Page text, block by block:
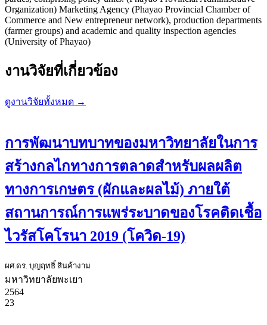
Organization) Marketing Agency (Phayao Provincial Chamber of
Commerce and New entrepreneur network), production departments
(farmer groups) and academic and quality inspection agencies
(University of Phayao)
งานวิจัยที่เกี่ยวข้อง
ดูงานวิจัยทั้งหมด →
การพัฒนาบทบาทของมหาวิทยาลัยในการ
สร้างกลไกทางการตลาดสำหรับผลผลิต
ทางการเกษตร (ผักและผลไม้) ภายใต้
สถานการณ์การแพร่ระบาดของโรคติดเชื้อ
ไวรัสโคโรนา 2019 (โควิด-19)
ผศ.ดร. บุญฤทธิ์ สินค้างาม
มหาวิทยาลัยพะเยา
2564
23